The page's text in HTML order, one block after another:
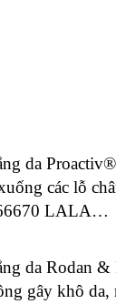
da
các lỗ
LALA…
da Rodan
gây khô